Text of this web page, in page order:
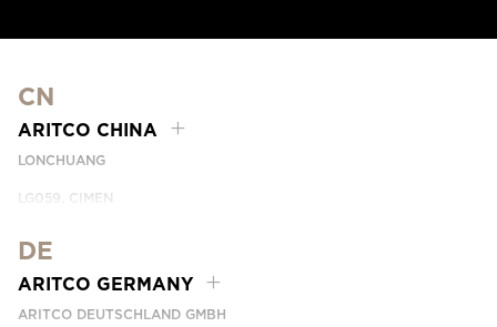
CN
ARITCO CHINA
LONCHUANG
LG059, CIMEN
SHANGHAI, CHINA
PHONE:+86 400 6233 121
EMAIL:INFO.CHINA@ARITCO.COM
DE
ARITCO GERMANY
ARITCO DEUTSCHLAND GMBH